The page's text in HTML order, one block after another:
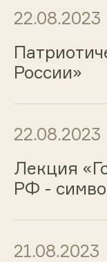
22.08.2023
России»
22.08.2023
Лекция
РФ -
21.08.2023